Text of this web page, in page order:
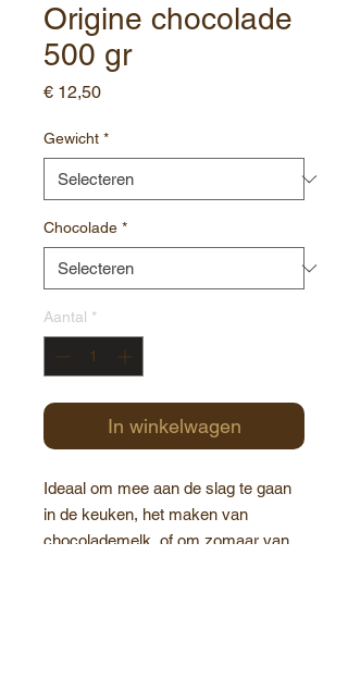
Origine chocolade
500 gr
€ 12,50Prijs
Gewicht *
Chocolade *
Aantal *
In winkelwagen
Ideaal om mee aan de slag te gaan
in de keuken, het maken van
chocolademelk, of om zomaar van